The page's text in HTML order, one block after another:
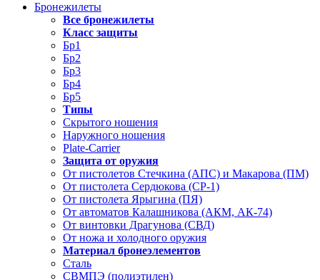
Бронежилеты
Все бронежилеты
Класс защиты
Бр1
Бр2
Бр3
Бр4
Бр5
Типы
Скрытого ношения
Наружного ношения
Plate-Carrier
Защита от оружия
От пистолетов Стечкина (АПС) и Макарова (ПМ)
От пистолета Сердюкова (СР-1)
От пистолета Ярыгина (ПЯ)
От автоматов Калашникова (АКМ, АК-74)
От винтовки Драгунова (СВД)
От ножа и холодного оружия
Материал бронеэлементов
Сталь
СВМПЭ (полиэтилен)